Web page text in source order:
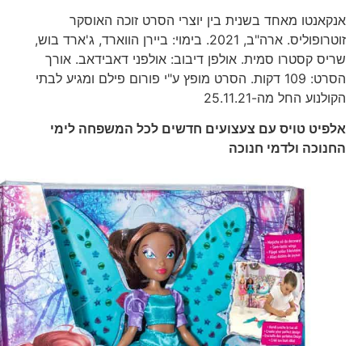
אנקאנטו מאחד בשנית בין יוצרי הסרט זוכה האוסקר
זוטרופוליס. ארה"ב, 2021. בימוי: ביירן הווארד, ג'ארד בוש,
שריס קסטרו סמית. אולפן דיבוב: אולפני דאבידאב. אורך
הסרט: 109 דקות. הסרט מופץ ע"י פורום פילם ומגיע לבתי
הקולנוע החל מה-25.11.21
אלפיט טויס עם צעצועים חדשים לכל המשפחה לימי
החנוכה ולדמי חנוכה